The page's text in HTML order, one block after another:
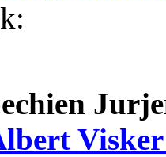
Visker